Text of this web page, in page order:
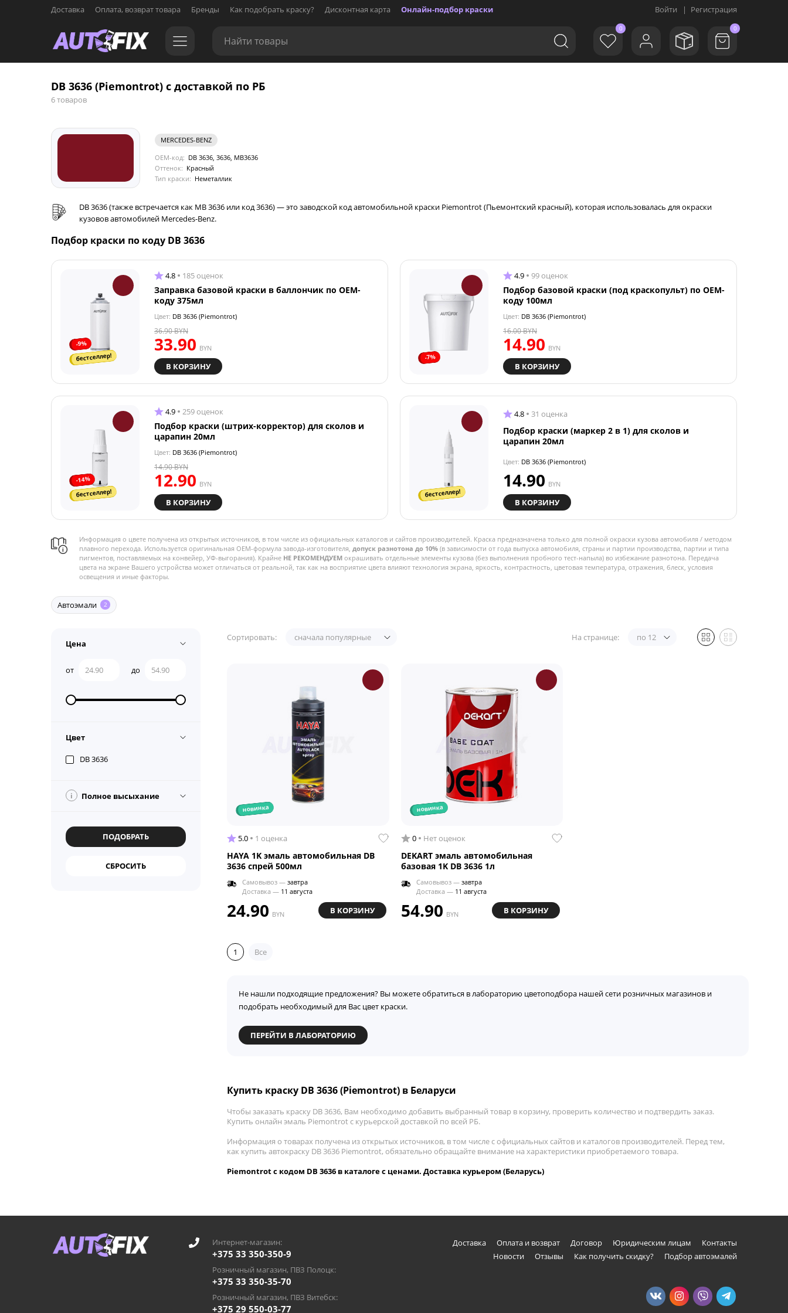
Доставка Оплата, возврат товара Бренды Как подобрать краску? Дисконтная карта Онлайн-подбор краски Войти | Регистрация
0 0
DB 3636 (Piemontrot) с доставкой по РБ
6 товаров
MERCEDES-BENZ
OEM-код: DB 3636, 3636, MB3636
Оттенок: Красный
Тип краски: Неметаллик
DB 3636 (также встречается как MB 3636 или код 3636) — это заводской код автомобильной краски Piemontrot (Пьемонтский красный), которая использовалась для окраски
кузовов автомобилей Mercedes-Benz.
Подбор краски по коду DB 3636
-9%
бестселлер!
4.8 185 оценок
Заправка базовой краски в баллончик по OEM-
коду 375мл
Цвет: DB 3636 (Piemontrot)
33.90 BYN
36.90BYN
В КОРЗИНУ
-7%
4.9 99 оценок
Подбор базовой краски (под краскопульт) по OEM-
коду 100мл
Цвет: DB 3636 (Piemontrot)
14.90 BYN
16.00BYN
В КОРЗИНУ
-14%
бестселлер!
4.9 259 оценок
Подбор краски (штрих-корректор) для сколов и
царапин 20мл
Цвет: DB 3636 (Piemontrot)
12.90 BYN
14.90BYN
В КОРЗИНУ
бестселлер!
4.8 31 оценка
Подбор краски (маркер 2 в 1) для сколов и
царапин 20мл
Цвет: DB 3636 (Piemontrot)
14.90 BYN
В КОРЗИНУ
Информация о цвете получена из открытых источников, в том числе из официальных каталогов и сайтов производителей. Краска предназначена только для полной окраски кузова автомобиля / методом
плавного перехода. Используется оригинальная OEM-формула завода-изготовителя, допуск разнотона до 10% (в зависимости от года выпуска автомобиля, страны и партии производства, партии и типа
пигментов, поставляемых на конвейер, УФ-выгорания). Крайне НЕ РЕКОМЕНДУЕМ окрашивать отдельные элементы кузова (без выполнения пробного тест-напыла) во избежание разнотона. Передача
цвета на экране Вашего устройства может отличаться от реальной, так как на восприятие цвета влияют технология экрана, яркость, контрастность, цветовая температура, отражения, блеск, условия
освещения и иные факторы.
Автоэмали 2
Цена
от до
Цвет
DB 3636
i Полное высыхание
Сортировать: сначала популярные На странице: по 12
новинка
5.0 1 оценка
HAYA 1K эмаль автомобильная DB
3636 спрей 500мл
Самовывоз — завтра
Доставка — 11 августа
24.90 BYN В КОРЗИНУ
новинка
0 Нет оценок
DEKART эмаль автомобильная
базовая 1K DB 3636 1л
Самовывоз — завтра
Доставка — 11 августа
54.90 BYN В КОРЗИНУ
1 Все
Не нашли подходящие предложения? Вы можете обратиться в лабораторию цветоподбора нашей сети розничных магазинов и
подобрать необходимый для Вас цвет краски.
ПЕРЕЙТИ В ЛАБОРАТОРИЮ
Купить краску DB 3636 (Piemontrot) в Беларуси
Чтобы заказать краску DB 3636, Вам необходимо добавить выбранный товар в корзину, проверить количество и подтвердить заказ.
Купить онлайн эмаль Piemontrot с курьерской доставкой по всей РБ.
Информация о товарах получена из открытых источников, в том числе с официальных сайтов и каталогов производителей. Перед тем,
как купить автокраску DB 3636 Piemontrot, обязательно обращайте внимание на характеристики приобретаемого товара.
Piemontrot с кодом DB 3636 в каталоге с ценами. Доставка курьером (Беларусь)
Интернет-магазин:
+375 33 350-350-9
Розничный магазин, ПВЗ Полоцк:
+375 33 350-35-70
Розничный магазин, ПВЗ Витебск:
+375 29 550-03-77
Доставка Оплата и возврат Договор Юридическим лицам
Контакты
Новости
Отзывы Как получить скидку? Подбор автоэмалей